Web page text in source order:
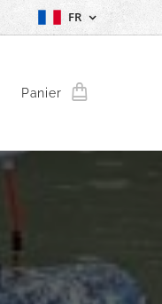
FR
Panier